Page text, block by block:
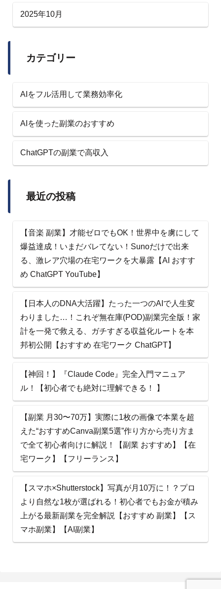
2025年10月
カテゴリー
AIをフル活用して業務効率化
AIを使った副業のおすすめ
ChatGPTの副業で高収入
最近の投稿
【音楽 副業】才能ゼロでもOK！世界中を虜にして
爆益達成！いまだバレてない！Sunoだけで出来
る、激レア穴場の在宅ワークを大暴露【AI おすす
め ChatGPT YouTube】
【日本人のDNA大活躍】たった一つのAIで人生変
わりました…！これぞ無在庫(POD)副業完全版！家
計を一発で救える、ガチすぎる収益化ルートを本
邦初公開【おすすめ 在宅ワーク ChatGPT】
【神回！】『Claude Code』完全入門マニュア
ル！【初心者でも絶対に理解できる！ 】
【副業 月30〜70万】実際に1枚の画像で本業を超
えた“おすすめCanva副業5選”作り方から売り方ま
で全て初心者向けに解説！【副業 おすすめ】【在
宅ワーク】【フリーランス】
【スマホ×Shutterstock】写真が月10万に！？プロ
より自然な1枚が選ばれる！初心者でもお金が積み
上がる最新副業を完全解説【おすすめ 副業】【ス
マホ副業】【AI副業】